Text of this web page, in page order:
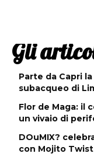
Gli
Parte da Capri
subacqueo di
Flor de Maga: il
un vivaio di
DOuMIX?
con Mojito Twist